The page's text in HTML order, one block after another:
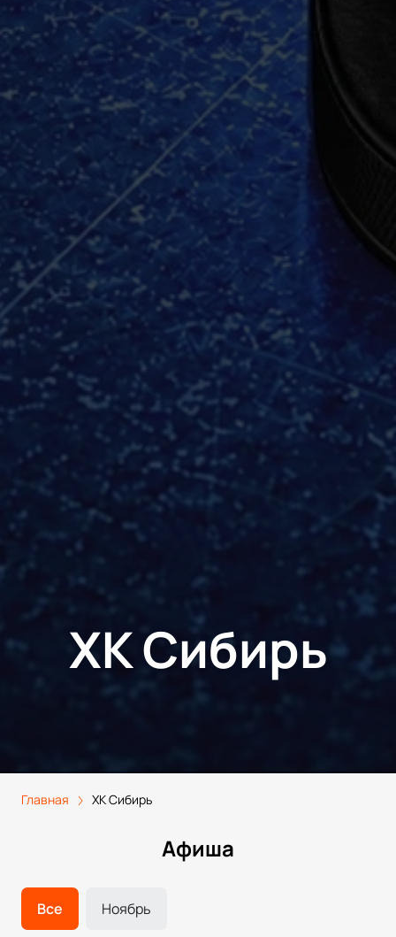
ХК Сибирь
Главная ХК Сибирь
Афиша
Все Ноябрь